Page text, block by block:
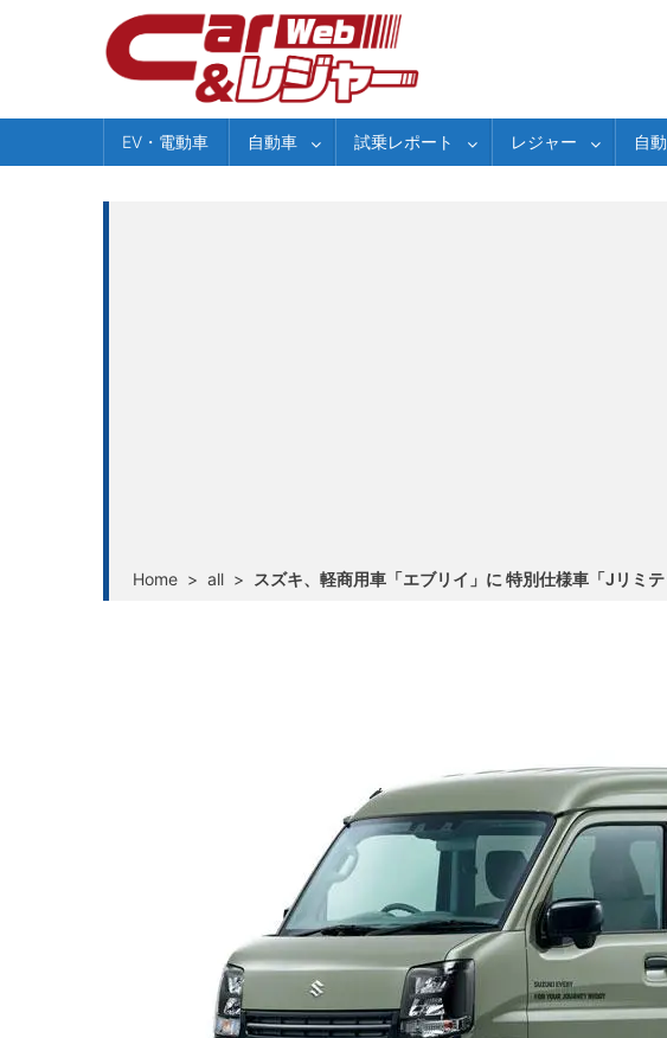
EV・電動車 自動車 試乗レポート レジャー 自
Home > all > スズキ、軽商用車「エブリイ」に 特別仕様車「Jリ